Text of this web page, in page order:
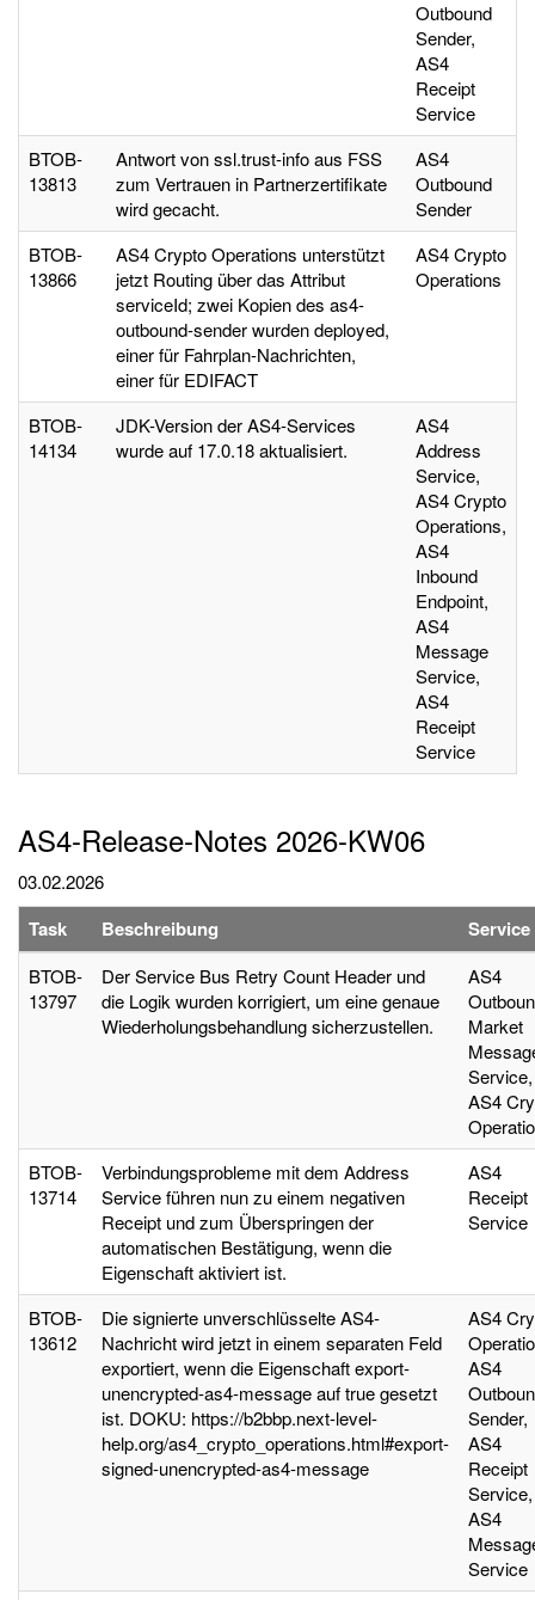
Outbound
Sender,
AS4
Receipt
Service
BTOB-
13813
Antwort von ssl.trust-info aus FSS
zum Vertrauen in Partnerzertifikate
wird gecacht.
AS4
Outbound
Sender
BTOB-
13866
AS4 Crypto Operations unterstützt
jetzt Routing über das Attribut
serviceId; zwei Kopien des as4-
outbound-sender wurden deployed,
einer für Fahrplan-Nachrichten,
einer für EDIFACT
AS4 Crypto
Operations
BTOB-
14134
JDK-Version der AS4-Services
wurde auf 17.0.18 aktualisiert.
AS4
Address
Service,
AS4 Crypto
Operations,
AS4
Inbound
Endpoint,
AS4
Message
Service,
AS4
Receipt
Service
AS4-Release-Notes 2026-KW06
03.02.2026
Task Beschreibung Service
BTOB-
13797
Der Service Bus Retry Count Header und
die Logik wurden korrigiert, um eine genaue
Wiederholungsbehandlung sicherzustellen.
AS4
Market
Service,
AS4
BTOB-
13714
Verbindungsprobleme mit dem Address
Service führen nun zu einem negativen
Receipt und zum Überspringen der
automatischen Bestätigung, wenn die
Eigenschaft aktiviert ist.
AS4
Receipt
Service
BTOB-
13612
Die signierte unverschlüsselte AS4-
Nachricht wird jetzt in einem separaten Feld
exportiert, wenn die Eigenschaft export-
unencrypted-as4-message auf true gesetzt
ist. DOKU: https://b2bbp.next-level-
help.org/as4_crypto_operations.html#export-
signed-unencrypted-as4-message
AS4
AS4
Sender,
AS4
Receipt
Service,
AS4
Service